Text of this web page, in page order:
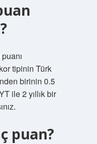
tipinin Türk
birinin 0.5
ile 2 yıllık bir
puan?